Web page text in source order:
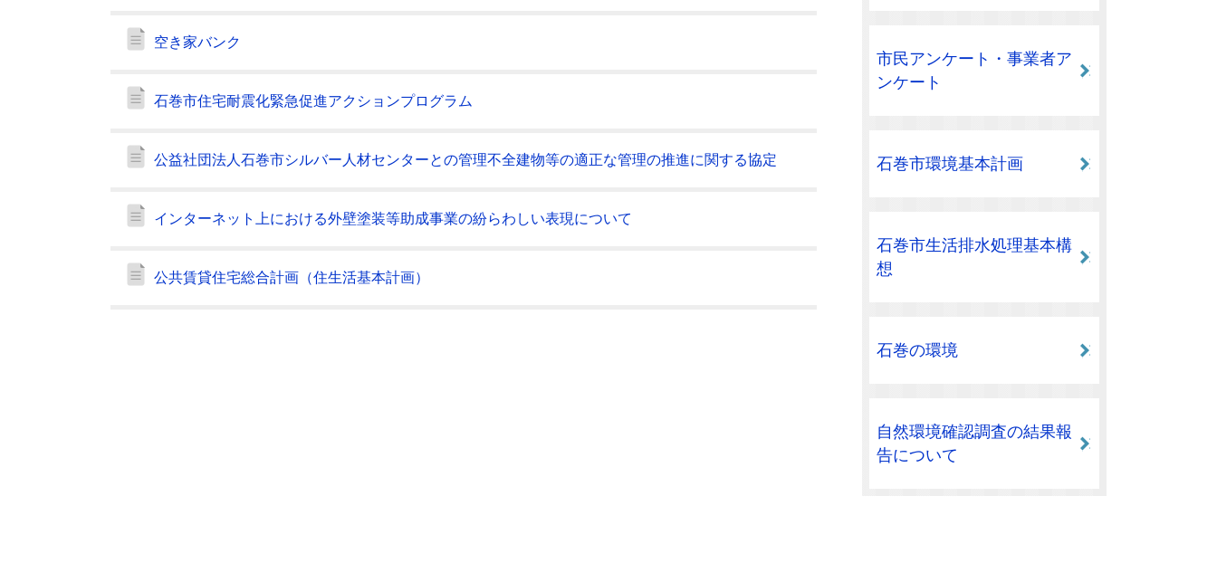
空き家バンク
石巻市住宅耐震化緊急促進アクションプログラム
公益社団法人石巻市シルバー人材センターとの管理不全建物等の適正な管理の推進に関する協定
インターネット上における外壁塗装等助成事業の紛らわしい表現について
公共賃貸住宅総合計画（住生活基本計画）
市民アンケート・事業者ア
ンケート
石巻市環境基本計画
石巻市生活排水処理基本構
想
石巻の環境
自然環境確認調査の結果報
告について